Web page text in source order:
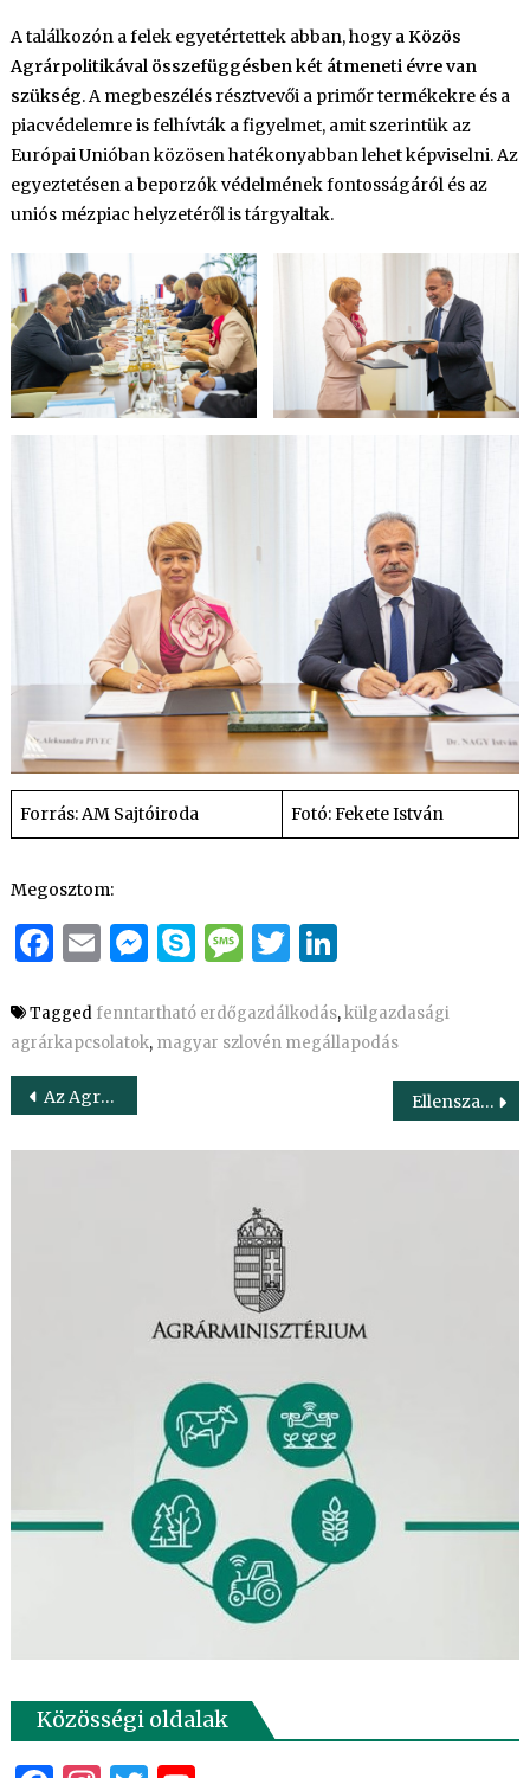
A találkozón a felek egyetértettek abban, hogya Közös
Agrárpolitikával összefüggésben két átmeneti évre van
szükség. A megbeszélés résztvevői a primőr termékekre és a
piacvédelemre is felhívták a figyelmet, amit szerintük az
Európai Unióban közösen hatékonyabban lehet képviselni. Az
egyeztetésen a beporzók védelmének fontosságáról és az
uniós mézpiac helyzetéről is tárgyaltak.
Forrás: AM Sajtóiroda Fotó: Fekete István
Megosztom:
Facebook
Email
Messenger
Skype
Message
Twitter
LinkedIn
Tagged fenntartható erdőgazdálkodás,külgazdasági
agrárkapcsolatok, magyar szlovén megállapodás
Bejegyzés
navigáció
Az Agrárminisztérium új eszközzel segíti a mezőgazdasági termelők piaci pozíciójának erősítését Ellenszavazat nélkül fogadták el az osztatlan közös tulajdon felszámolásáról szóló törvényt
Közösségi oldalak